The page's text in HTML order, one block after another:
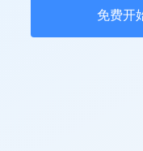
免费开